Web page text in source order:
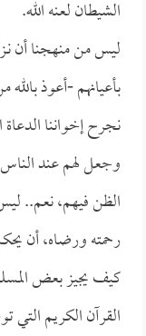
الشيطان لعنه الله.
ليس من منهجنا أن
بأعيانهم -أعوذ
نجرح إخواننا
وجعل لهم عند
الظن فيهم، نعم..
رحمته ورضاه، أن
كيف يجيز بعض
القرآن الكريم التي